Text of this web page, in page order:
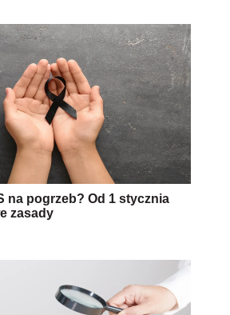
na pogrzeb? Od 1 stycznia
zasady